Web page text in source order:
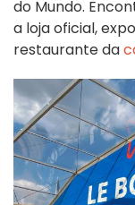
do Mundo.
a loja oficial,
restaurante da